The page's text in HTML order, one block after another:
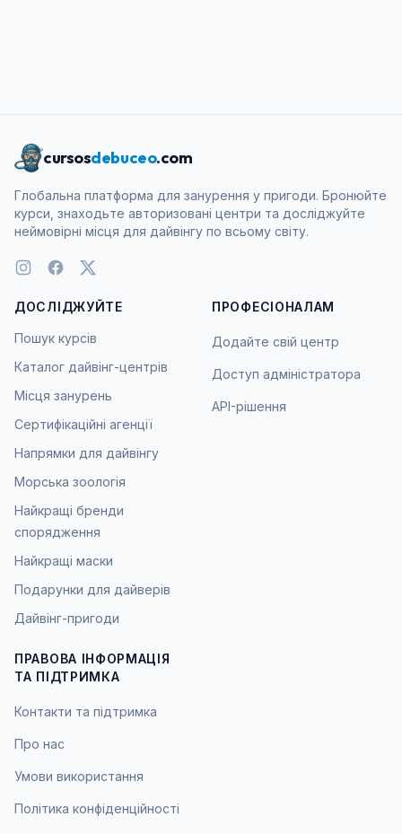
cursosdebuceo.com
Глобальна платформа для занурення у пригоди. Бронюйте
курси, знаходьте авторизовані центри та досліджуйте
неймовірні місця для дайвінгу по всьому світу.
ДОСЛІДЖУЙТЕ
Пошук курсів
Каталог дайвінг-центрів
Місця занурень
Сертифікаційні агенції
Напрямки для дайвінгу
Морська зоологія
Найкращі бренди
спорядження
Найкращі маски
Подарунки для дайверів
Дайвінг-пригоди
ПРОФЕСІОНАЛАМ
Додайте свій центр
Доступ адміністратора
API-рішення
ПРАВОВА ІНФОРМАЦІЯ
ТА ПІДТРИМКА
Контакти та підтримка
Про нас
Умови використання
Політика конфіденційності